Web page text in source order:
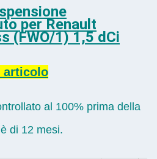
per Renault
(FWO/1) 1,5 dCi
articolo
al 100% prima della
di 12 mesi.